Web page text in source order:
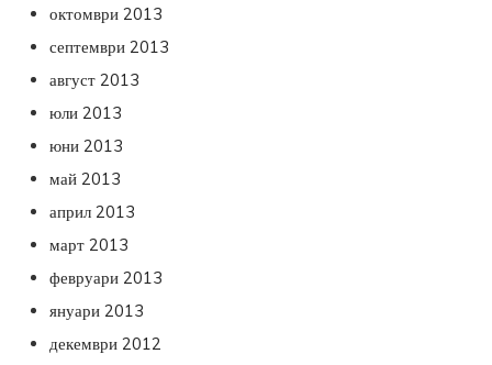
октомври 2013
септември 2013
август 2013
юли 2013
юни 2013
май 2013
април 2013
март 2013
февруари 2013
януари 2013
декември 2012